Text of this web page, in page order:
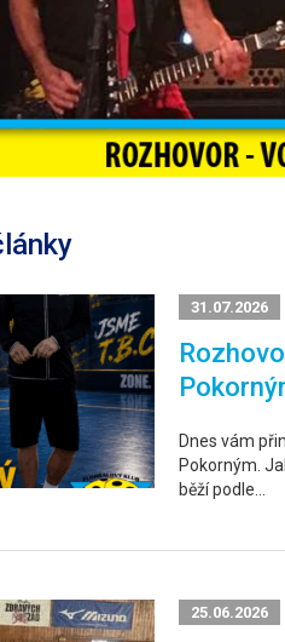
31.07.2026
Dnes vám
Pokorným.
běží podle…
25.06.2026